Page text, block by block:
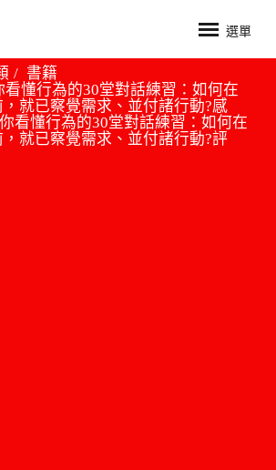
選單
書籍
看懂行為的30堂對話練習：如何在
就已察覺需求、並付諸行動?感
看懂行為的30堂對話練習：如何在
就已察覺需求、並付諸行動?評